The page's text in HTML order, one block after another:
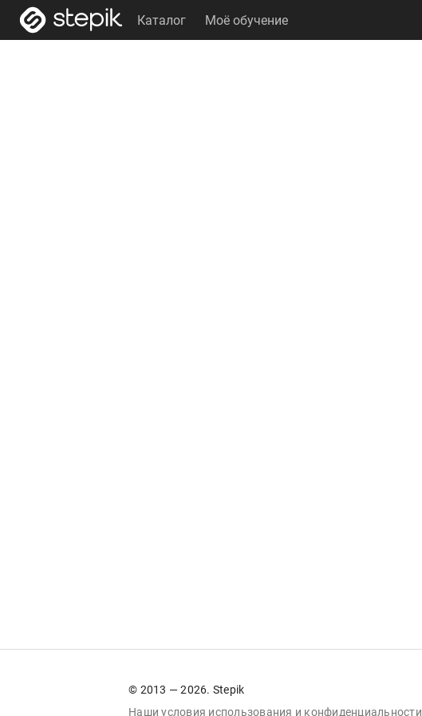
Каталог Моё обучение
© 2013 — 2026. Stepik
Наши условия использования и конфиденциальности